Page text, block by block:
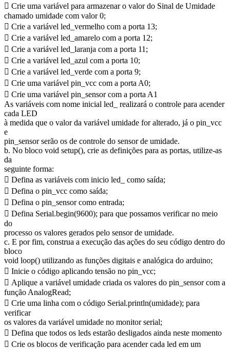
 Crie uma variável para armazenar o valor do Sinal de Umidade
chamado umidade com valor 0;
 Crie a variável led_vermelho com a porta 13;
 Crie a variável led_amarelo com a porta 12;
 Crie a variável led_laranja com a porta 11;
 Crie a variável led_azul com a porta 10;
 Crie a variável led_verde com a porta 9;
 Crie uma variável pin_vcc com a porta A0;
 Crie uma variável pin_sensor com a porta A1
As variáveis com nome inicial led_ realizará o controle para acender
cada LED
à medida que o valor da variável umidade for alterado, já o pin_vcc
e
pin_sensor serão os de controle do sensor de umidade.
b. No bloco void setup(), crie as definições para as portas, utilize-as
da
seguinte forma:
 Defina as variáveis com inicio led_ como saída;
 Defina o pin_vcc como saída;
 Defina o pin_sensor como entrada;
 Defina Serial.begin(9600); para que possamos verificar no meio
do
processo os valores gerados pelo sensor de umidade.
c. E por fim, construa a execução das ações do seu código dentro do
bloco
void loop() utilizando as funções digitais e analógica do arduino;
 Inicie o código aplicando tensão no pin_vcc;
 Aplique a variável umidade criada os valores do pin_sensor com a
função AnalogRead;
 Crie uma linha com o código Serial.println(umidade); para
verificar
os valores da variável umidade no monitor serial;
 Defina que todos os leds estarão desligados ainda neste momento
 Crie os blocos de verificação para acender cada led em um